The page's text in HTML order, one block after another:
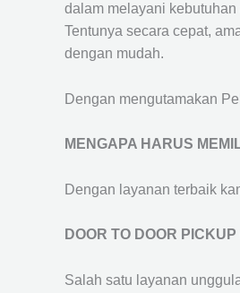
dalam melayani
Tentunya secara cepat,
dengan mudah.
Dengan mengutamakan
MENGAPA HARUS
Dengan layanan terbaik
DOOR TO DOOR
Salah satu layanan